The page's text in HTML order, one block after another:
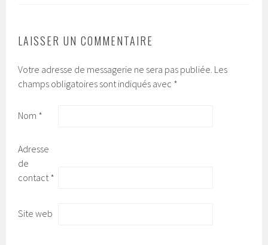
LAISSER UN COMMENTAIRE
Votre adresse de messagerie ne sera pas publiée. Les
champs obligatoires sont indiqués avec *
Nom *
Adresse
de
contact *
Site web